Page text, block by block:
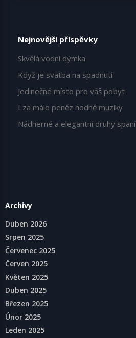
Nejnovější příspěvky
Skvělá vodní dýmka
Když je svatba na spadnutí
Jedinečné místo pro váš pobyt
I za málo peněz hodně muziky
Nádherné a elegantní druhy spaní
Archivy
Duben 2026
Srpen 2025
Červenec 2025
Červen 2025
Květen 2025
Duben 2025
Březen 2025
Únor 2025
Leden 2025